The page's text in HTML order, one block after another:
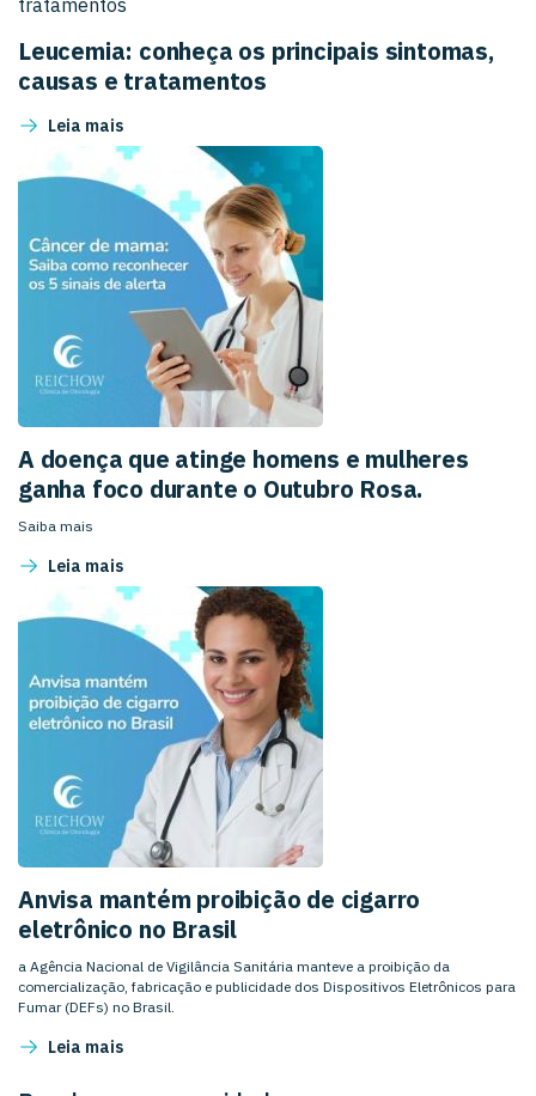
Leucemia: conheça os principais sintomas,
causas e tratamentos
Leia mais
A doença que atinge homens e mulheres
ganha foco durante o Outubro Rosa.
Saiba mais
Leia mais
Anvisa mantém proibição de cigarro
eletrônico no Brasil
a Agência Nacional de Vigilância Sanitária manteve a proibição da
comercialização, fabricação e publicidade dos Dispositivos Eletrônicos para
Fumar (DEFs) no Brasil.
Leia mais